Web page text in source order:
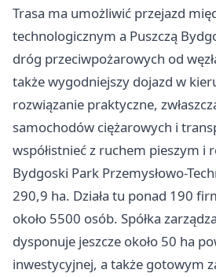
Trasa ma umożliwić przejazd
technologicznym a Puszczą
dróg przeciwpożarowych od
także wygodniejszy dojazd w
rozwiązanie praktyczne,
samochodów ciężarowych i
współistnieć z ruchem pieszym i
Bydgoski Park Przemysłowo-
290,9 ha. Działa tu ponad 190
około 5500 osób. Spółka
dysponuje jeszcze około 50 ha
inwestycyjnej, a także gotowym